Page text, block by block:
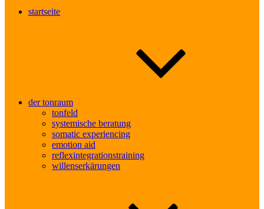
startseite
der tonraum
tonfeld
systemische beratung
somatic experiencing
emotion aid
reflexintegrationstraining
willenserkärungen